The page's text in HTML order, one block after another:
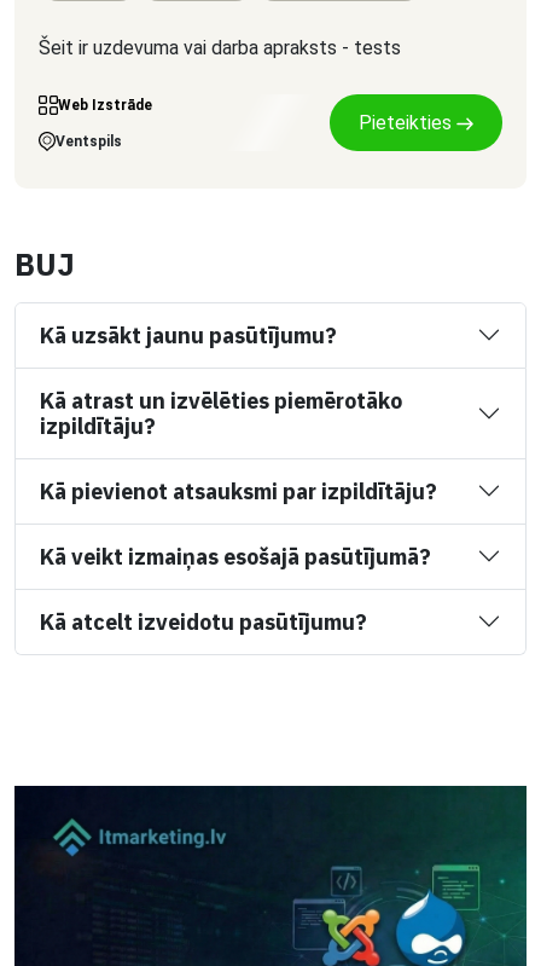
Šeit ir uzdevuma vai darba apraksts - tests
Web Izstrāde
Ventspils
Pieteikties
BUJ
Kā uzsākt jaunu pasūtījumu?
Kā atrast un izvēlēties piemērotāko
izpildītāju?
Kā pievienot atsauksmi par izpildītāju?
Kā veikt izmaiņas esošajā pasūtījumā?
Kā atcelt izveidotu pasūtījumu?